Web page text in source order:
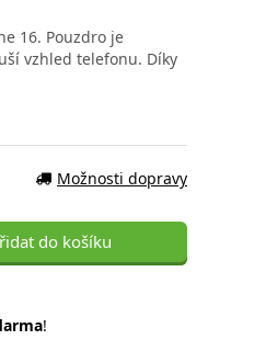
16. Pouzdro je
vzhled telefonu. Díky
Možnosti dopravy
do košíku
!